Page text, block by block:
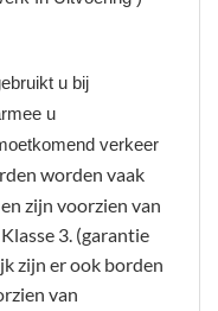
u bij
u
verkeer
worden vaak
zijn voorzien van
3. (garantie
zijn er ook borden
van